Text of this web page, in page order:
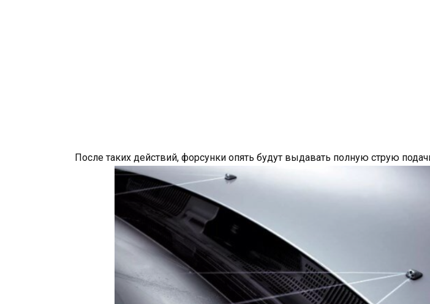
После таких действий, форсунки опять будут выдавать полную струю